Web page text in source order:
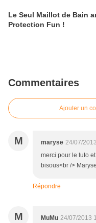
Le Seul Maillot de Bain
Protection Fun !
Commentaires
Ajouter un
M maryse 24/07/
merci pour le tuto
bisous<br /> Maryse
Répondre
M MuMu 24/07/2013